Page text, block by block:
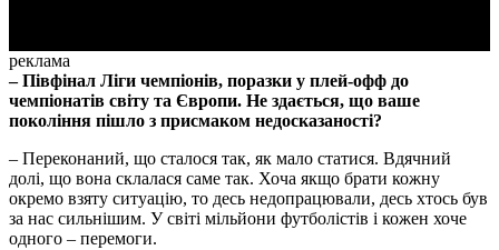
реклама
– Півфінал Ліги чемпіонів, поразки у плей-офф до
чемпіонатів світу та Європи. Не здається, що ваше
покоління пішло з присмаком недосказаності?
– Переконаний, що сталося так, як мало статися. Вдячний
долі, що вона склалася саме так. Хоча якщо брати кожну
окремо взяту ситуацію, то десь недопрацювали, десь хтось був
за нас сильнішим. У світі мільйони футболістів і кожен хоче
одного – перемоги.